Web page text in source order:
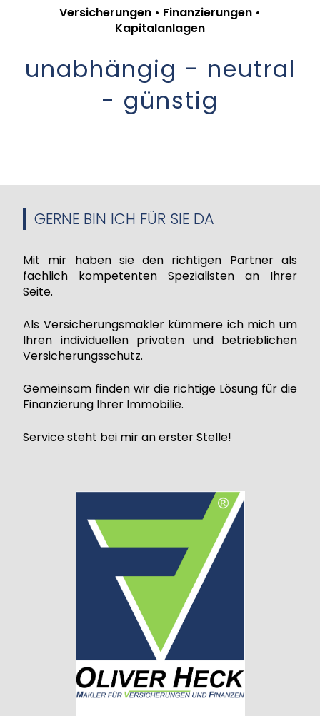
Versicherungen • Finanzierungen •
Kapitalanlagen
unabhängig - neutral
- günstig
GERNE BIN ICH FÜR SIE DA
Mit mir haben sie den richtigen Partner als
fachlich kompetenten Spezialisten an Ihrer
Seite.
Als Versicherungsmakler kümmere ich mich um
Ihren individuellen privaten und betrieblichen
Versicherungsschutz.
Gemeinsam finden wir die richtige Lösung für die
Finanzierung Ihrer Immobilie.
Service steht bei mir an erster Stelle!